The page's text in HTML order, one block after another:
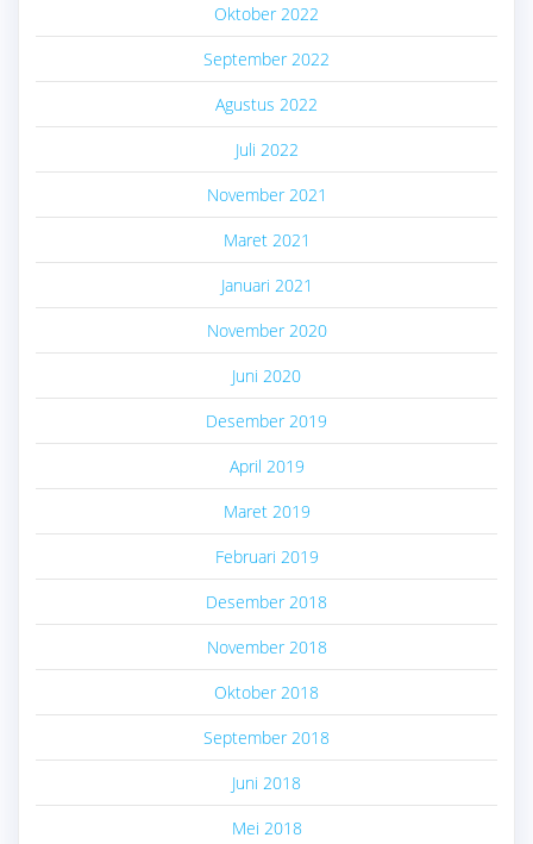
Oktober 2022
September 2022
Agustus 2022
Juli 2022
November 2021
Maret 2021
Januari 2021
November 2020
Juni 2020
Desember 2019
April 2019
Maret 2019
Februari 2019
Desember 2018
November 2018
Oktober 2018
September 2018
Juni 2018
Mei 2018